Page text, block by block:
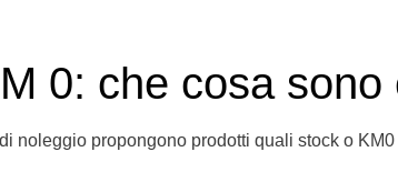
0: che cosa
noleggio propongono prodotti quali stock o